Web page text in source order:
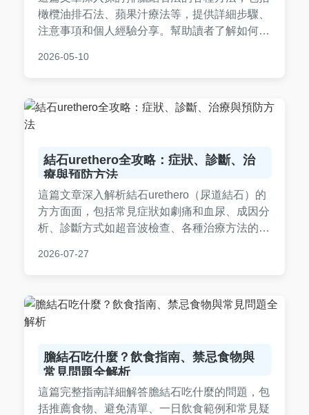
橄欖油排石法、蘋果汁療法等，提供詳細步驟、
注意事項和個人經驗分享。幫助讀者了解如何安
見疑問。內容基於實際經驗和專業知識，實用性
2026-05-10
結石urethero全攻略：症狀、診斷、治
療與預防方法
這篇文章深入解析結石urethero（尿道結石）的
方方面面，包括常見症狀如劇痛和血尿、成因分
析、診斷方式如超音波檢查、各種治療方法的優
結石urethero還是正面臨此問題，這篇指南都能
2026-07-27
膽結石吃什麼？飲食指南、禁忌食物與
常見問題全解析
這篇完整指南詳細解答膽結石吃什麼的問題，包
括推薦食物、避免清單、一日飲食範例和常見疑